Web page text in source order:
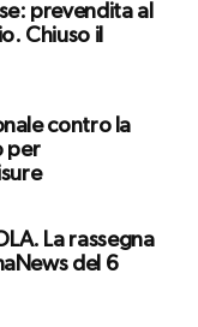
prevendita al
Chiuso il
contro la
per
La rassegna
del 6